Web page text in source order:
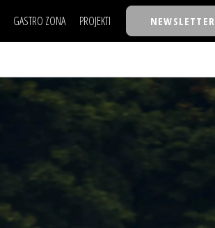
GASTRO ZONA PROJEKTI
TASTY TALKS
30 ISPOD 30
BIZKOLEGIJUM
BMW BIZNIS LIGA
NEWSLETTER
NAJKOLEGA
30 ISPOD 30
BACK TO OFFICE/SCHOOL